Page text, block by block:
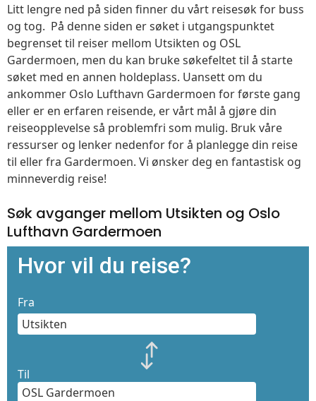
Litt lengre ned på siden finner du vårt reisesøk for buss
og tog. På denne siden er søket i utgangspunktet
begrenset til reiser mellom Utsikten og OSL
Gardermoen, men du kan bruke søkefeltet til å starte
søket med en annen holdeplass. Uansett om du
ankommer Oslo Lufthavn Gardermoen for første gang
eller er en erfaren reisende, er vårt mål å gjøre din
reiseopplevelse så problemfri som mulig. Bruk våre
ressurser og lenker nedenfor for å planlegge din reise
til eller fra Gardermoen. Vi ønsker deg en fantastisk og
minneverdig reise!
Søk avganger mellom Utsikten og Oslo
Lufthavn Gardermoen
Hvor vil du reise?
Fra
Til